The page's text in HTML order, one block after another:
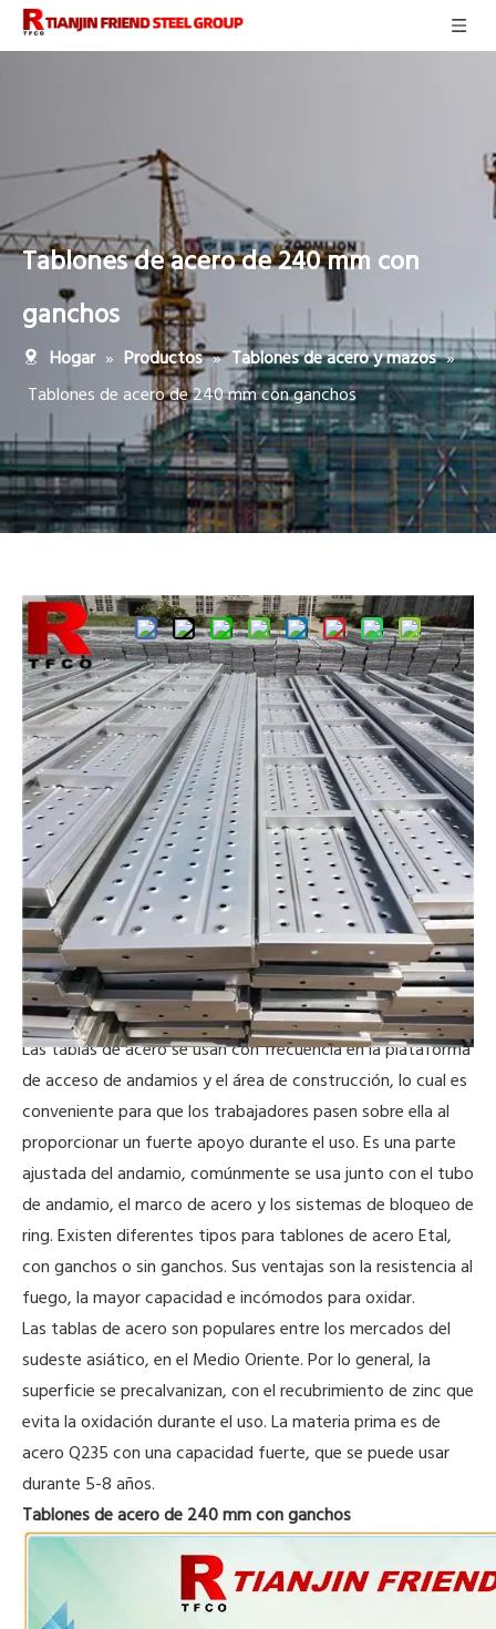
Tablones de acero de 240 mm con
ganchos
Hogar » Productos » Tablones de acero y mazos »
Tablones de acero de 240 mm con ganchos
Compartir con:
Tablones de acero de 240 mm con
ganchos
Cantidad:
Preguntar Añadir al carrito
Descripción del Producto
Las tablas de acero se usan con frecuencia en la plataforma
de acceso de andamios y el área de construcción, lo cual es
conveniente para que los trabajadores pasen sobre ella al
proporcionar un fuerte apoyo durante el uso. Es una parte
ajustada del andamio, comúnmente se usa junto con el tubo
de andamio, el marco de acero y los sistemas de bloqueo de
ring. Existen diferentes tipos para tablones de acero Etal,
con ganchos o sin ganchos. Sus ventajas son la resistencia al
fuego, la mayor capacidad e incómodos para oxidar.
Las tablas de acero son populares entre los mercados del
sudeste asiático, en el Medio Oriente. Por lo general, la
superficie se precalvanizan, con el recubrimiento de zinc que
evita la oxidación durante el uso. La materia prima es de
acero Q235 con una capacidad fuerte, que se puede usar
durante 5-8 años.
Tablones de acero de 240 mm con ganchos